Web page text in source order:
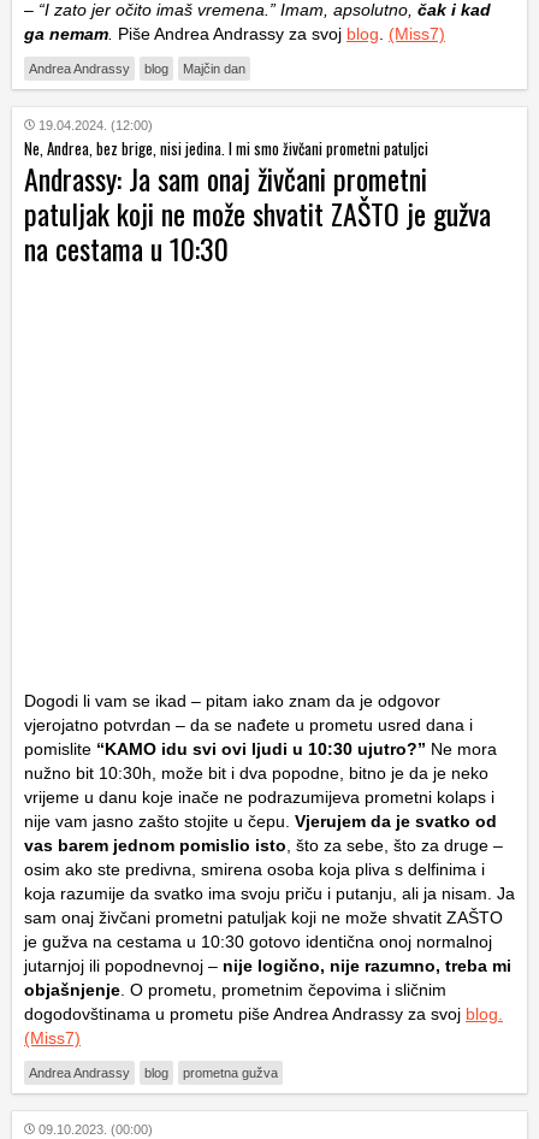
– “I zato jer očito imaš vremena.” Imam, apsolutno, čak i kad
ga nemam Piše Andrea Andrassy za svoj blog (Miss7)
Andrea Andrassy blog Majčin dan
19.04.2024. (12:00)
Ne, Andrea, bez brige, nisi jedina. I mi smo živčani prometni patuljci
Andrassy: Ja sam onaj živčani prometni
patuljak koji ne može shvatit ZAŠTO je gužva
na cestama u 10:30
Dogodi li vam se ikad – pitam iako znam da je odgovor
vjerojatno potvrdan – da se nađete u prometu usred dana i
pomislite “KAMO idu svi ovi ljudi u 10:30 ujutro?” Ne mora
nužno bit 10:30h, može bit i dva popodne, bitno je da je neko
vrijeme u danu koje inače ne podrazumijeva prometni kolaps i
nije vam jasno zašto stojite u čepu. Vjerujem da je svatko od
vas barem jednom pomislio isto , što za sebe, što za druge –
osim ako ste predivna, smirena osoba koja pliva s delfinima i
koja razumije da svatko ima svoju priču i putanju, ali ja nisam. Ja
sam onaj živčani prometni patuljak koji ne može shvatit ZAŠTO
je gužva na cestama u 10:30 gotovo identična onoj normalnoj
jutarnjoj ili popodnevnoj – nije logično, nije razumno, treba mi
objašnjenje . O prometu, prometnim čepovima i sličnim
dogodovštinama u prometu piše Andrea Andrassy za svoj blog.
(Miss7)
Andrea Andrassy blog prometna gužva
09.10.2023. (00:00)